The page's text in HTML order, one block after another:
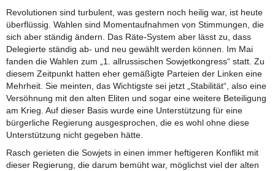
Revolutionen sind turbulent, was gestern noch heilig war, ist heute
überflüssig. Wahlen sind Momentaufnahmen von Stimmungen, die
sich aber ständig ändern. Das Räte-System aber lässt zu, dass
Delegierte ständig ab- und neu gewählt werden können. Im Mai
fanden die Wahlen zum „1. allrussischen Sowjetkongress“ statt. Zu
diesem Zeitpunkt hatten eher gemäßigte Parteien der Linken eine
Mehrheit. Sie meinten, das Wichtigste sei jetzt „Stabilität“, also eine
Versöhnung mit den alten Eliten und sogar eine weitere Beteiligung
am Krieg. Auf dieser Basis wurde eine Unterstützung für eine
bürgerliche Regierung ausgesprochen, die es wohl ohne diese
Unterstützung nicht gegeben hätte.
Rasch gerieten die Sowjets in einen immer heftigeren Konflikt mit
dieser Regierung, die darum bemüht war, möglichst viel der alten